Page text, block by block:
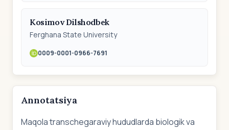
Kosimov Dilshodbek
Ferghana State University
0009-0001-0966-7691
Annotatsiya
Maqola transchegaraviy hududlarda biologik va